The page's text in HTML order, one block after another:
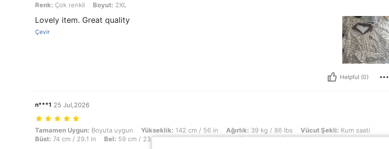
Renk: Çok renkli, Boyut: 2XL
Renk: Çok renkli Boyut: 2XL
Lovely item. Great quality
Çevir
Helpful (0)
n***1 25 Jul,2026
Tamamen Uygun: Boyuta uygun, Yükseklik: 142 cm / 56 in, Ağırlık: 39 kg / 86 lbs, Vücut Şekli: Kum saati, Büst: 74 cm / 29.1 in,
Tamamen Uygun: Boyuta uygun Yükseklik: 142 cm / 56 in Ağırlık: 39 kg / 86 lbs Vücut Şekli: Kum saati
Büst: 74 cm / 29.1 in Bel: 59 cm / 23 in KALÇA:84 cm / 33 in Renk:Mavi Boyut:3XL